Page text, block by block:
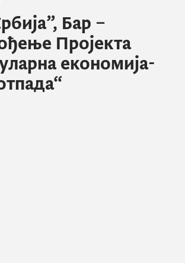
Бар –
Пројекта
економија-